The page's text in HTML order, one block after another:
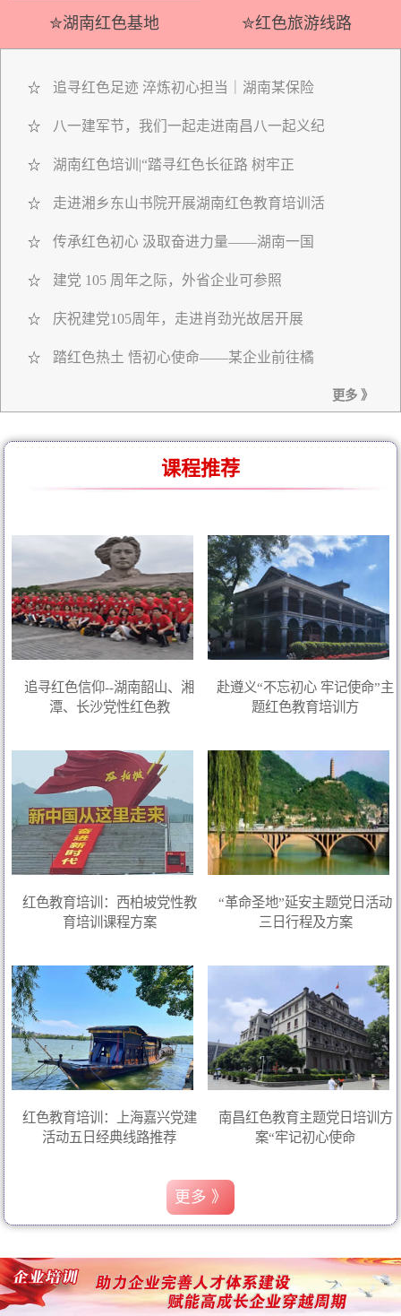
✮湖南红色基地 ✮红色旅游线路
☆ 追寻红色足迹 淬炼初心担当｜湖南某保险
☆ 八一建军节，我们一起走进南昌八一起义纪
☆ 湖南红色培训|“踏寻红色长征路 树牢正
☆ 走进湘乡东山书院开展湖南红色教育培训活
☆ 传承红色初心 汲取奋进力量——湖南一国
☆ 建党 105 周年之际，外省企业可参照
☆ 庆祝建党105周年，走进肖劲光故居开展
☆ 踏红色热土 悟初心使命——某企业前往橘
更多 》
课程推荐
追寻红色信仰--湖南韶山、湘
潭、长沙党性红色教
赴遵义“不忘初心 牢记使命”主
题红色教育培训方
红色教育培训：西柏坡党性教
育培训课程方案
“革命圣地”延安主题党日活动
三日行程及方案
红色教育培训：上海嘉兴党建
活动五日经典线路推荐
南昌红色教育主题党日培训方
案“牢记初心使命
更多 》